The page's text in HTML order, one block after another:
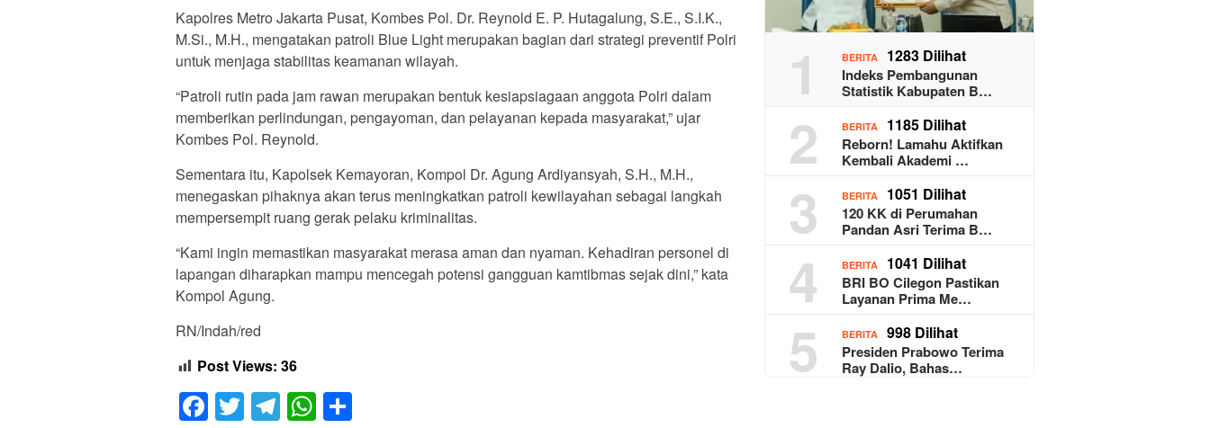
Kapolres Metro Jakarta Pusat, Kombes Pol. Dr. Reynold E. P. Hutagalung, S.E., S.I.K.,
M.Si., M.H., mengatakan patroli Blue Light merupakan bagian dari strategi preventif Polri
untuk menjaga stabilitas keamanan wilayah.
“Patroli rutin pada jam rawan merupakan bentuk kesiapsiagaan anggota Polri dalam
memberikan perlindungan, pengayoman, dan pelayanan kepada masyarakat,” ujar
Kombes Pol. Reynold.
Sementara itu, Kapolsek Kemayoran, Kompol Dr. Agung Ardiyansyah, S.H., M.H.,
menegaskan pihaknya akan terus meningkatkan patroli kewilayahan sebagai langkah
mempersempit ruang gerak pelaku kriminalitas.
“Kami ingin memastikan masyarakat merasa aman dan nyaman. Kehadiran personel di
lapangan diharapkan mampu mencegah potensi gangguan kamtibmas sejak dini,” kata
Kompol Agung.
RN/Indah/red
Post Views: 36
Facebook
Twitter
Telegram
WhatsApp
1 BERITA 1283 Dilihat
Indeks Pembangunan
Statistik Kabupaten B…
2 BERITA 1185 Dilihat
Reborn! Lamahu Aktifkan
Kembali Akademi …
3 BERITA 1051 Dilihat
120 KK di Perumahan
Pandan Asri Terima B…
4 BERITA 1041 Dilihat
BRI BO Cilegon Pastikan
Layanan Prima Me…
5 BERITA 998 Dilihat
Presiden Prabowo Terima
Ray Dalio, Bahas…